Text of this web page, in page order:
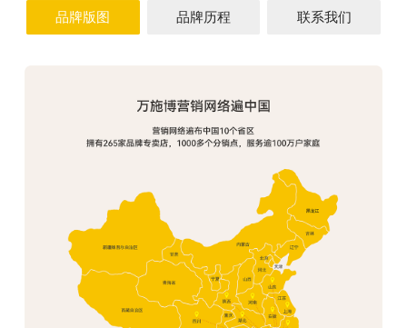
品牌版图 品牌历程 联系我们